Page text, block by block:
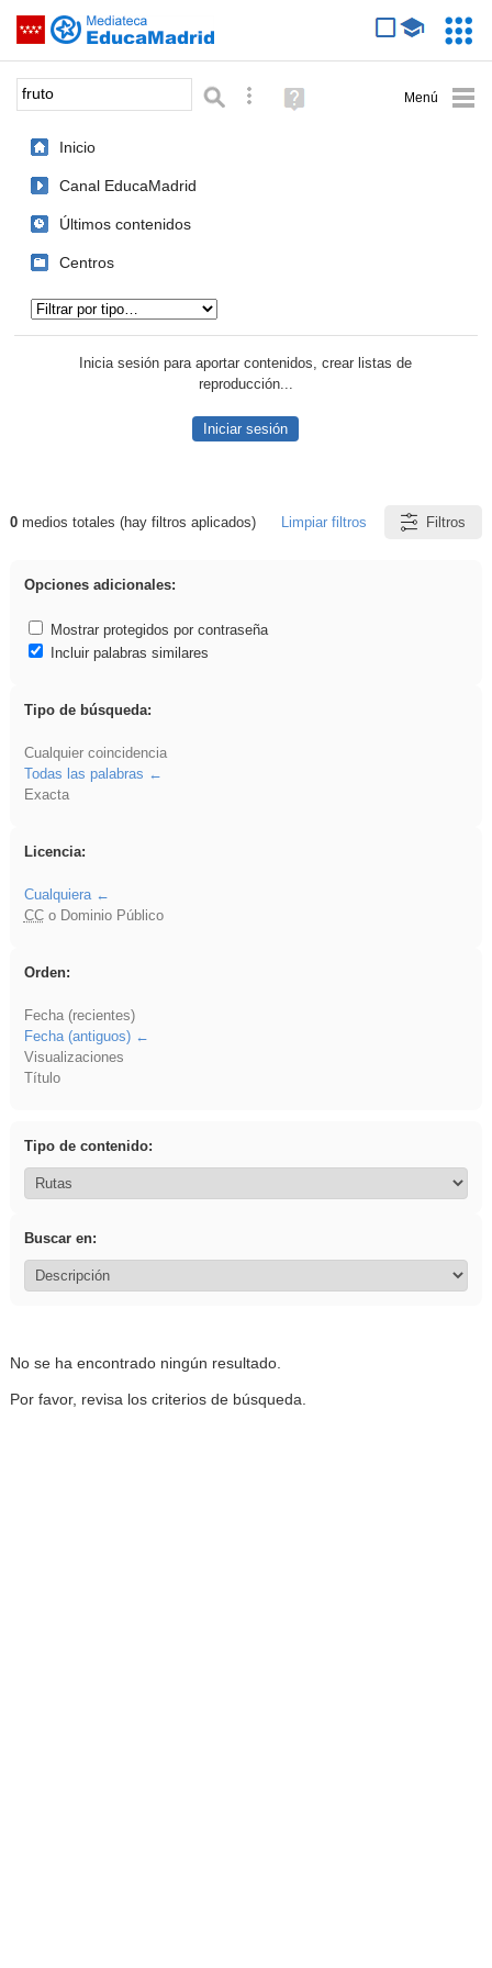
Saltar navegación
Palabra o frase: Búsqueda avanzada
Ayuda
(en
Inicio
Canal EducaMadrid
Últimos contenidos
Centros
Inicia sesión para aportar contenidos, crear listas de
reproducción...
Iniciar sesión
Resultados de: fruto
0medios totales (hay filtros aplicados) Limpiar filtros Filtros
Opciones adicionales:
Mostrar protegidos por contraseña
Incluir palabras similares
Tipo de búsqueda:
Cualquier coincidencia
Todas las palabras
Exacta
Licencia:
Cualquiera
CCo Dominio Público
Orden:
Fecha (recientes)
Fecha (antiguos)
Visualizaciones
Título
Tipo de contenido:
Buscar en:
No se ha encontrado ningún resultado.
Por favor, revisa los criterios de búsqueda.